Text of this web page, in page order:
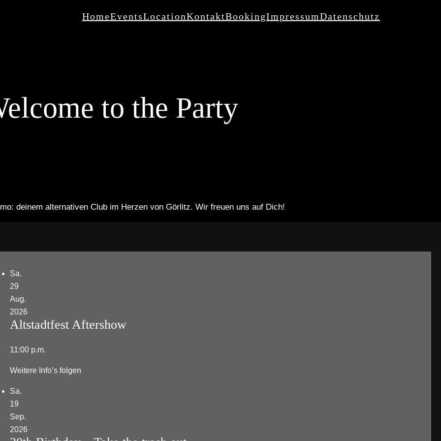
HomeEventsLocationKontaktBookingImpressumDatenschutz
to the Party
deinem alternativen Club im Herzen von Görlitz. Wir freuen uns auf Dich!
Sa.
29
Aug.
2026
Altstadtfest Aftershow
11:00 p.m.
Weitere Info’s folgen
Sa.
19
Sep.
2026